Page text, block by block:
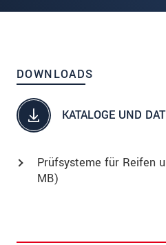
DOWNLOADS
KATALOGE UND
Prüfsysteme für Reifen
MB)